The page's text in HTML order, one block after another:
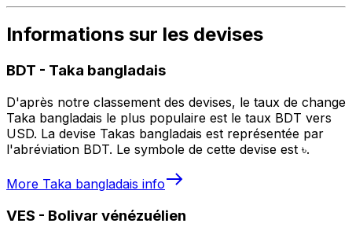
Informations sur les devises
BDT - Taka bangladais
D'après notre classement des devises, le taux de change
Taka bangladais le plus populaire est le taux BDT vers
USD. La devise Takas bangladais est représentée par
l'abréviation BDT. Le symbole de cette devise est ৳.
More Taka bangladais info
VES - Bolivar vénézuélien